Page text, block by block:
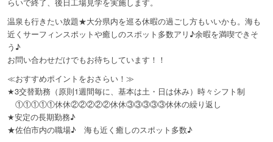
温泉も行きたい放題★大分県内を巡る休暇の過ごし方もいいかも。海も
近くサーフィンスポットや癒しのスポット多数アリ♪余暇を満喫できそ
う♪
お問い合わせだけでもお待ちしています！！
≪おすすめポイントをおさらい！≫
★3交替勤務（原則1週間毎に、基本は土・日は休み）時々シフト制
①①①①①休休②②②②②休休③③③③③休休の繰り返し
★安定の長期勤務♪
★佐伯市内の職場♪ 海も近く癒しのスポット多数♪